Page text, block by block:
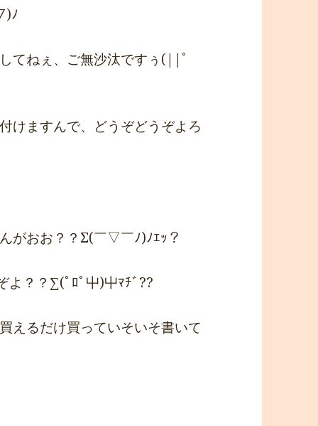
ﾉ
てねぇ、ご無沙汰ですぅ(||ﾟ
けますんで、どうぞどうぞよろ
がおお？？Σ(￣▽￣ﾉ)ﾉｴｯ？
よ？？∑(ﾟﾛﾟ屮)屮ﾏﾁﾞ??
えるだけ買っていそいそ書いて